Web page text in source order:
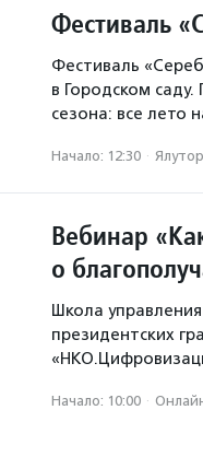
Фестиваль
Фестиваль
в Городском
сезона: все лето
Начало: 12:30 ·
Вебинар
о
Школа
президентских
Начало: 10:00 ·